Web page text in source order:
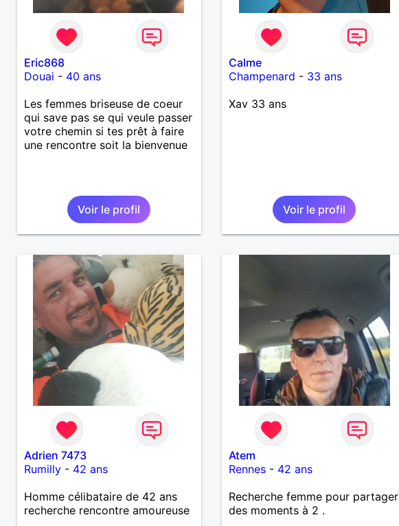
Eric868
Douai - 40 ans
Les femmes briseuse de coeur
qui save pas se qui veule passer
votre chemin si tes prêt à faire
une rencontre soit la bienvenue
Voir le profil
Calme
Champenard - 33 ans
Xav 33 ans
Voir le profil
Adrien 7473
Rumilly- 42 ans
Homme célibataire de 42 ans
recherche rencontre amoureuse
Atem
Rennes - 42 ans
Recherche femme pour partager
des moments à 2 .